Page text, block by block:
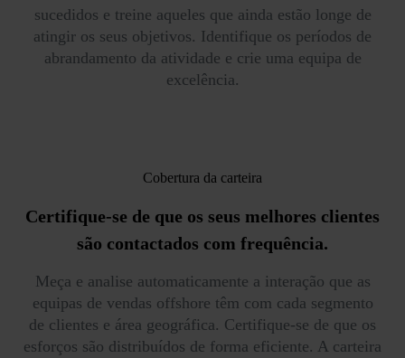
sucedidos e treine aqueles que ainda estão longe de
atingir os seus objetivos. Identifique os períodos de
abrandamento da atividade e crie uma equipa de
excelência.
Cobertura da carteira
Certifique-se de que os seus melhores clientes
são contactados com frequência.
Meça e analise automaticamente a interação que as
equipas de vendas offshore têm com cada segmento
de clientes e área geográfica. Certifique-se de que os
esforços são distribuídos de forma eficiente. A carteira